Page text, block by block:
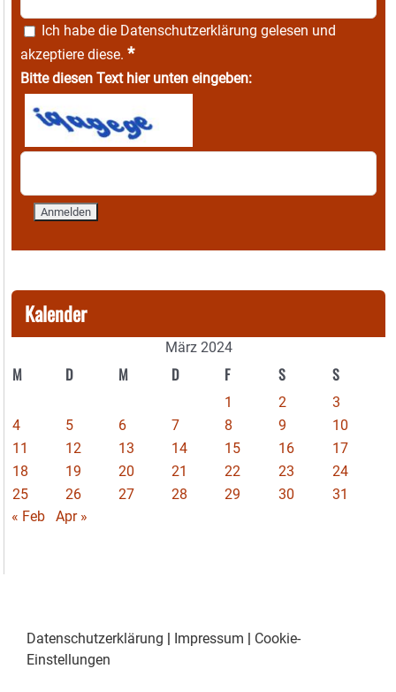
Ich habe die Datenschutzerklärung gelesen und
akzeptiere diese. *
Bitte diesen Text hier unten eingeben:
Kalender
März 2024
M D M D F S S
1 2
3
4
5 6 7 8 9
10
11
12 13 14 15 16
17
18
19 20 21 22 23
24
25
26 27 28 29 30
31
« Feb
Apr »
Datenschutzerklärung | Impressum | Cookie-
Einstellungen